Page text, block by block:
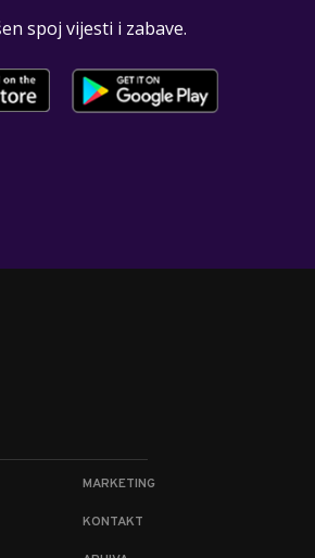
spoj vijesti i zabave.
MARKETING
KONTAKT